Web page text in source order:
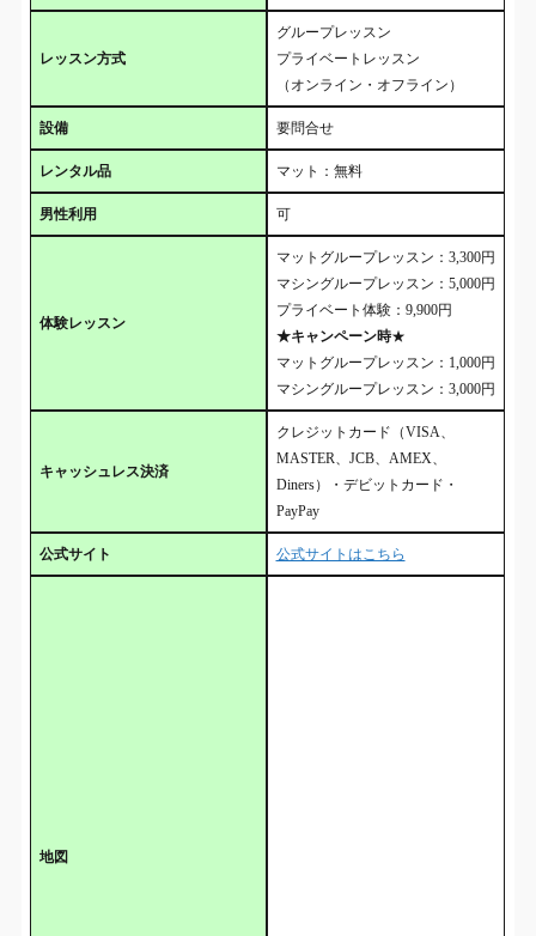
レッスン方式
グループレッスン
プライベートレッスン
（オンライン・オフライン）
設備 要問合せ
レンタル品 マット：無料
男性利用 可
体験レッスン
マットグループレッスン：3,300円
マシングループレッスン：5,000円
プライベート体験：9,900円
★キャンペーン時★
マットグループレッスン：1,000円
マシングループレッスン：3,000円
キャッシュレス決済
クレジットカード（VISA、
MASTER、JCB、AMEX、
Diners）・デビットカード・
PayPay
公式サイト 公式サイトはこちら
地図